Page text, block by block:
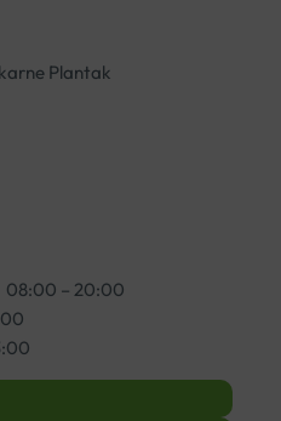
Plantak
08:00 – 20:00